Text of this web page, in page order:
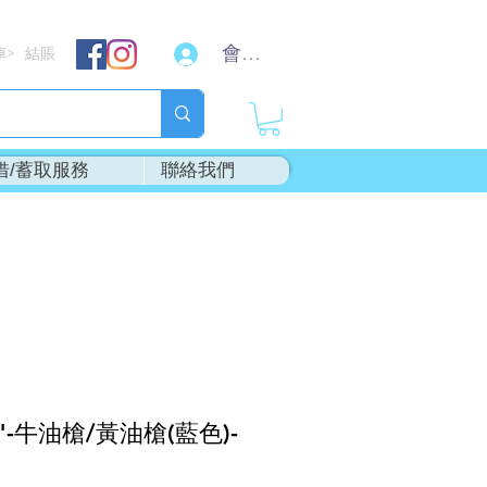
結賬 會員登入
/蓄取服務 聯絡我們
牛油槍/黃油槍(藍色)-